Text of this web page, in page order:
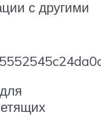
с другими